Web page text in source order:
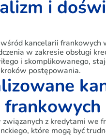
i
kancelarii
w zakresie obsługi
i skomplikowanego,
postępowania.
związanych z kredytami
które mogą być